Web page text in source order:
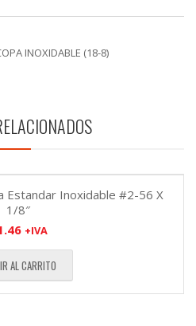
INOXIDABLE (18-8)
Estandar Inoxidable #2-56 X
1/8″
+IVA
AL CARRITO